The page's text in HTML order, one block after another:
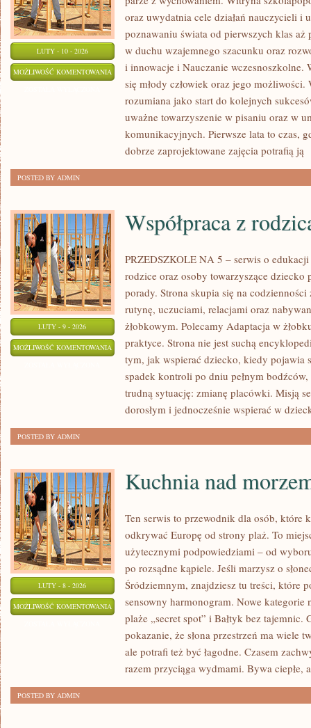
LUTY - 10 - 2026
MOŻLIWOŚĆ KOMENTOWANIA REFORMA
EDUKACJI
oraz uwydatnia cele działań nauczycieli i
poznawaniu świata od pierwszych klas
w duchu wzajemnego szacunku oraz
i innowacje i Nauczanie
się młody człowiek oraz jego możliwości.
rozumiana jako start do kolejnych
uważne towarzyszenie w pisaniu oraz w
komunikacyjnych. Pierwsze lata to czas,
dobrze zaprojektowane zajęcia potrafią ją
POSTED BY ADMIN
LUTY - 9 - 2026
MOŻLIWOŚĆ KOMENTOWANIA WSPÓŁPRACA
RODZICAMI
Współpraca z
PRZEDSZKOLE NA 5 – serwis o
rodzice oraz osoby towarzyszące dziecko
porady. Strona skupia się na
rutynę, uczuciami, relacjami oraz
żłobkowym. Polecamy Adaptacja w
praktyce. Strona nie jest suchą
tym, jak wspierać dziecko, kiedy pojawia
spadek kontroli po dniu pełnym
trudną sytuację: zmianę placówki. Misją
dorosłym i jednocześnie wspierać w
POSTED BY ADMIN
LUTY - 8 - 2026
MOŻLIWOŚĆ KOMENTOWANIA KUCHNIA
NAD
MORZEM
Kuchnia nad
Ten serwis to przewodnik dla osób, które
odkrywać Europę od strony plaż. To
użytecznymi podpowiedziami – od
po rozsądne kąpiele. Jeśli marzysz o
Śródziemnym, znajdziesz tu treści, które
sensowny harmonogram. Nowe
plaże „secret spot” i Bałtyk bez tajemnic.
pokazanie, że słona przestrzeń ma wiele
ale potrafi też być łagodne. Czasem
razem przyciąga wydmami. Bywa ciepłe, a
POSTED BY ADMIN